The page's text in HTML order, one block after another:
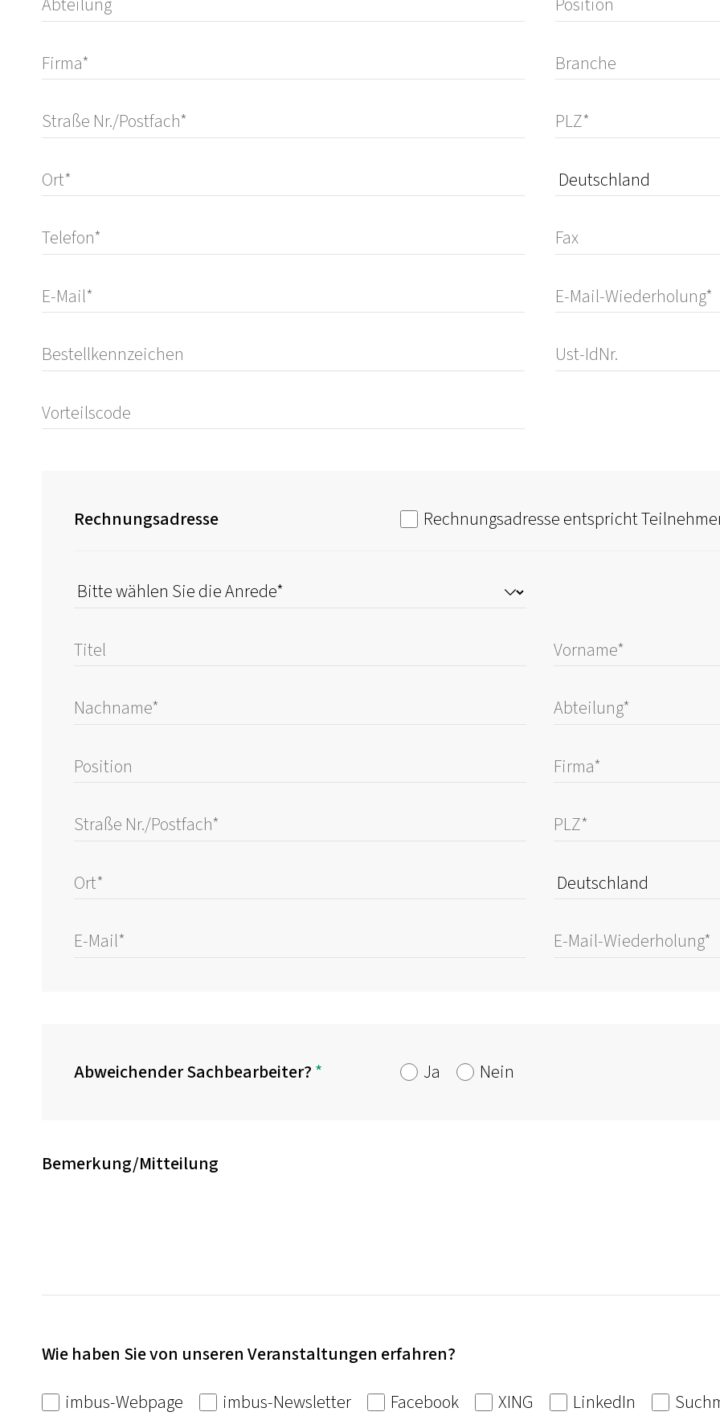
Rechnungsadresse Rechnungsadresse entspricht
Abweichender Sachbearbeiter?* Ja Nein
Bemerkung/Mitteilung
Wie haben Sie von unseren Veranstaltungen erfahren?
imbus-Webpage
imbus-Newsletter Facebook XING LinkedIn